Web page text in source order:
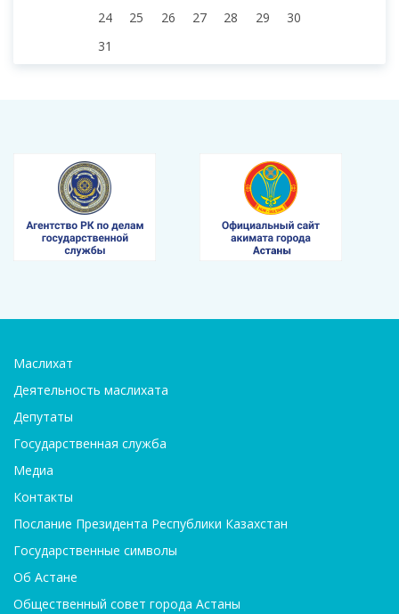
24
25 26 27 28 29
30
31
Маслихат
Деятельность маслихата
Депутаты
Государственная служба
Медиа
Контакты
Послание Президента Республики Казахстан
Государственные символы
Об Астане
Общественный совет города Астаны